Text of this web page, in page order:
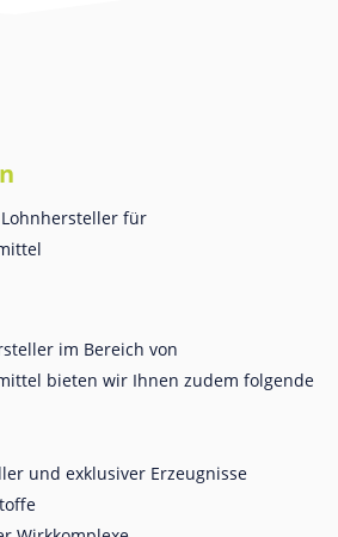
für
im Bereich von
bieten wir Ihnen zudem folgende
und exklusiver Erzeugnisse